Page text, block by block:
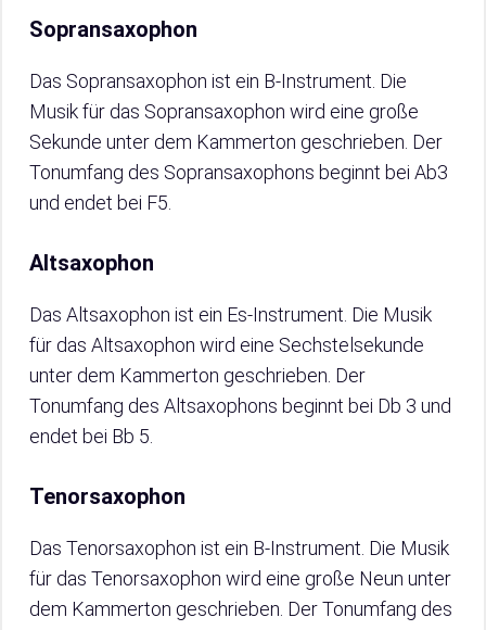
Sopransaxophon
Das Sopransaxophon ist ein B-Instrument. Die
Musik für das Sopransaxophon wird eine große
Sekunde unter dem Kammerton geschrieben. Der
Tonumfang des Sopransaxophons beginnt bei Ab3
und endet bei F5.
Altsaxophon
Das Altsaxophon ist ein Es-Instrument. Die Musik
für das Altsaxophon wird eine Sechstelsekunde
unter dem Kammerton geschrieben. Der
Tonumfang des Altsaxophons beginnt bei Db 3 und
endet bei Bb 5.
Tenorsaxophon
Das Tenorsaxophon ist ein B-Instrument. Die Musik
für das Tenorsaxophon wird eine große Neun unter
dem Kammerton geschrieben. Der Tonumfang des